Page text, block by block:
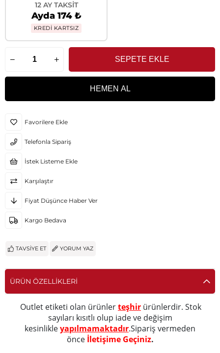
12 AY TAKSIT
Ayda 174 ₺
KREDİ KARTSIZ
Favorilere Ekle
Telefonla Sipariş
İstek Listeme Ekle
Karşılaştır
Fiyat Düşünce Haber Ver
Kargo Bedava
TAVSIYE ET YORUM YAZ
ÜRÜN ÖZELLIKLERI
Outlet etiketi olan ürünlerteşhir ürünlerdir. Stok
sayıları kısıtlı olup iade ve değişim
kesinlikleyapılmamaktadır.Sipariş vermeden
önce İletişime Geçiniz.